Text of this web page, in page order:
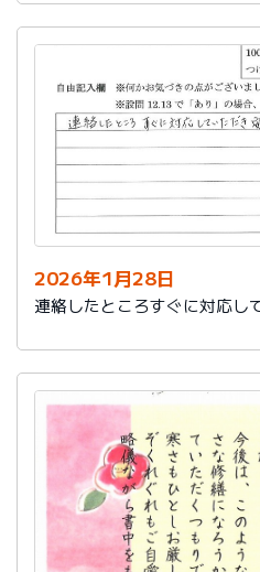
2026年1月28日
連絡したところすぐに対応し